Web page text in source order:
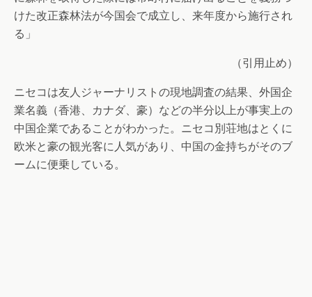
けた改正森林法が今国会で成立し、来年度から施行され
る」
（引用止め）
ニセコは友人ジャーナリストの現地調査の結果、外国企
業名義（香港、カナダ、豪）などの半分以上が事実上の
中国企業であることがわかった。ニセコ別荘地はとくに
欧米と豪の観光客に人気があり、中国の金持ちがそのブ
ームに便乗している。